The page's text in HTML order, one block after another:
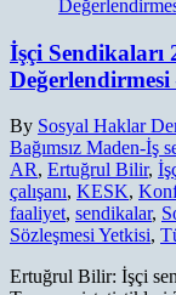
İşçi Sendikaları
By Sosyal Haklar
Bağımsız Maden-İş
AR, Ertuğrul Bilir,
çalışanı, KESK,
faaliyet, sendikalar,
Sözleşmesi Yetkisi,
Ertuğrul Bilir: İşçi